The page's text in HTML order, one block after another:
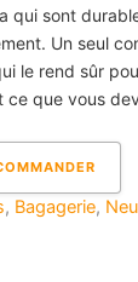
qui sont
Un seul
le rend sûr
ce que vous
, Bagagerie,